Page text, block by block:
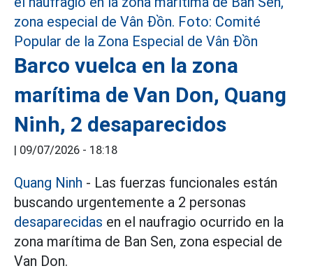
Barco vuelca en la zona
marítima de Van Don, Quang
Ninh, 2 desaparecidos
| 09/07/2026 - 18:18
Quang Ninh - Las fuerzas funcionales están
buscando urgentemente a 2 personas
desaparecidas en el naufragio ocurrido en la
zona marítima de Ban Sen, zona especial de
Van Don.